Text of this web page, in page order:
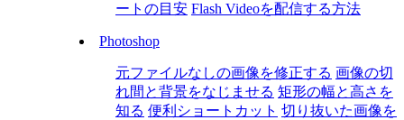
ートの目安 Flash Videoを配信する方法
Photoshop
元ファイルなしの画像を修正する 画像の切
れ間と背景をなじませる 矩形の幅と高さを
知る 便利ショートカット 切り抜いた画像を